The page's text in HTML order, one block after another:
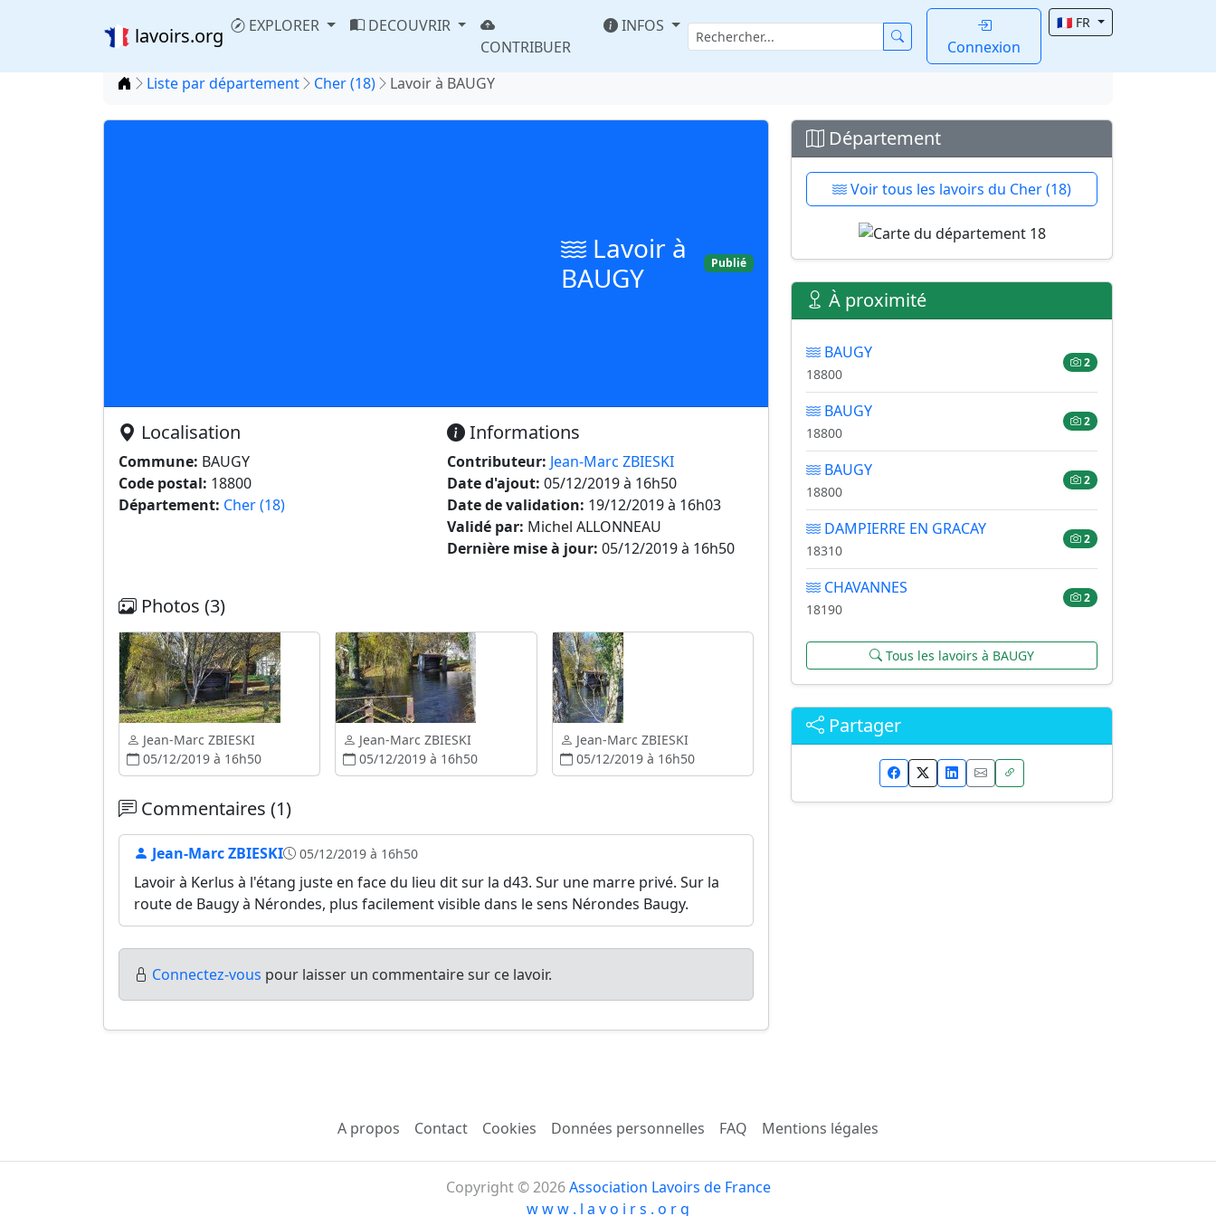
lavoirs.org EXPLORER
DECOUVRIR
CONTRIBUER
INFOS
Connexion
🇫🇷 FR
Accueil
Liste par département Cher (18) Lavoir à BAUGY
Lavoir à
BAUGY
Publié
Localisation
Commune: BAUGY
Code postal: 18800
Département: Cher (18)
Informations
Contributeur: Jean-Marc ZBIESKI
Date d'ajout: 05/12/2019 à 16h50
Date de validation: 19/12/2019 à 16h03
Validé par: Michel ALLONNEAU
Dernière mise à jour: 05/12/2019 à 16h50
Photos (3)
Jean-Marc ZBIESKI
05/12/2019 à 16h50
Jean-Marc ZBIESKI
05/12/2019 à 16h50
Jean-Marc ZBIESKI
05/12/2019 à 16h50
Commentaires (1)
Jean-Marc ZBIESKI 05/12/2019 à 16h50
Lavoir à Kerlus à l'étang juste en face du lieu dit sur la d43. Sur une marre privé. Sur la
route de Baugy à Nérondes, plus facilement visible dans le sens Nérondes Baugy.
Connectez-vous pour laisser un commentaire sur ce lavoir.
Département
Voir tous les lavoirs du Cher (18)
À proximité
BAUGY
18800
2
BAUGY
18800
2
BAUGY
18800
2
DAMPIERRE EN GRACAY
18310
2
CHAVANNES
18190
2
Tous les lavoirs à BAUGY
Partager
A propos Contact Cookies Données personnelles FAQ Mentions légales
Copyright © 2026Association Lavoirs de France
w w w . l a v o i r s . o r g